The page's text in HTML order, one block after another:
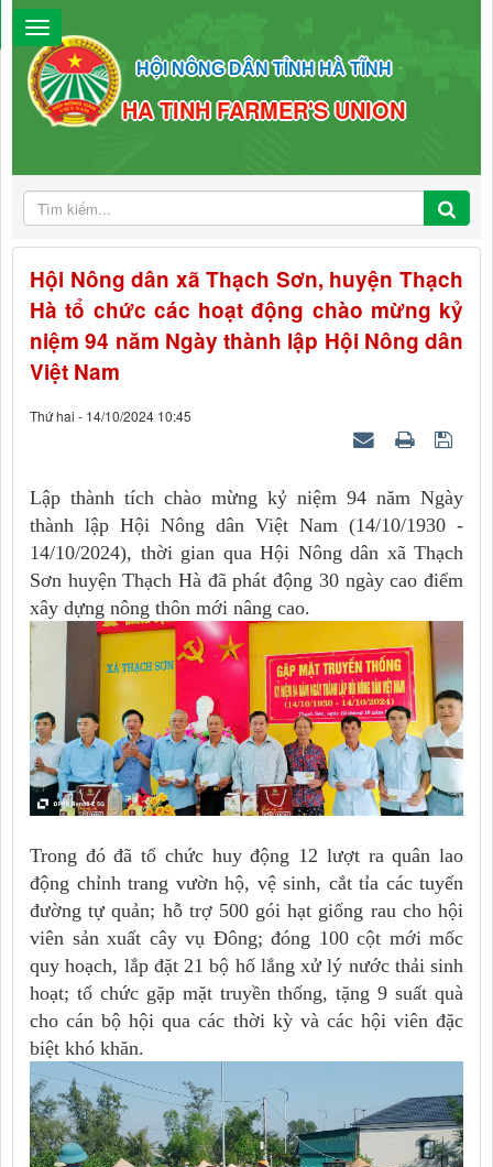
HỘI NÔNG DÂN TỈNH HÀ TĨNH
HA TINH FARMER'S UNION
Hội Nông dân xã Thạch Sơn, huyện Thạch
Hà tổ chức các hoạt động chào mừng kỷ
niệm 94 năm Ngày thành lập Hội Nông dân
Việt Nam
Thứ hai - 14/10/2024 10:45
Lập thành tích chào mừng kỷ niệm 94 năm Ngày
thành lập Hội Nông dân Việt Nam (14/10/1930 -
14/10/2024), thời gian qua Hội Nông dân xã Thạch
Sơn huyện Thạch Hà đã phát động 30 ngày cao điểm
xây dựng nông thôn mới nâng cao.
Trong đó đã tổ chức huy động 12 lượt ra quân lao
động chỉnh trang vườn hộ, vệ sinh, cắt tỉa các tuyến
đường tự quản; hỗ trợ 500 gói hạt giống rau cho hội
viên sản xuất cây vụ Đông; đóng 100 cột mới mốc
quy hoạch, lắp đặt 21 bộ hố lắng xử lý nước thải sinh
hoạt; tổ chức gặp mặt truyền thống, tặng 9 suất quà
cho cán bộ hội qua các thời kỳ và các hội viên đặc
biệt khó khăn.